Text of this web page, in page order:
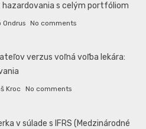
hazardovania s celým portfóliom
Ondrus No comments
verzus voľná voľba lekára:
Kroc No comments
v súlade s IFRS (Medzinárodné